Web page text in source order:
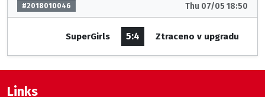
#2018010046 Thu 07/05 18:50
SuperGirls 5:4 Ztraceno v upgradu
Links